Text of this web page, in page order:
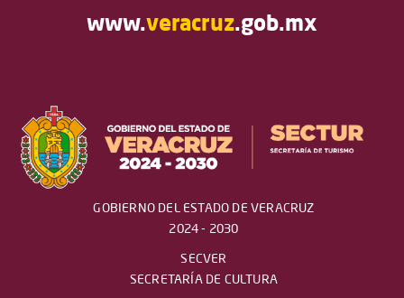
www.veracruz.gob.mx
GOBIERNO DEL ESTADO DE VERACRUZ
2024 - 2030
SECVER
SECRETARÍA DE CULTURA